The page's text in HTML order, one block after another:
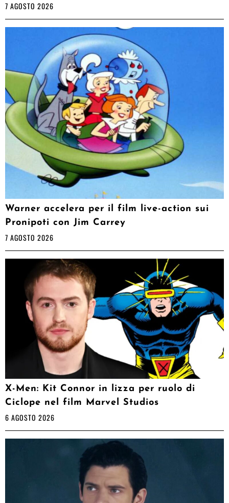
7 AGOSTO 2026
Warner accelera per il film live-action sui
Pronipoti con Jim Carrey
7 AGOSTO 2026
X-Men: Kit Connor in lizza per ruolo di
Ciclope nel film Marvel Studios
6 AGOSTO 2026